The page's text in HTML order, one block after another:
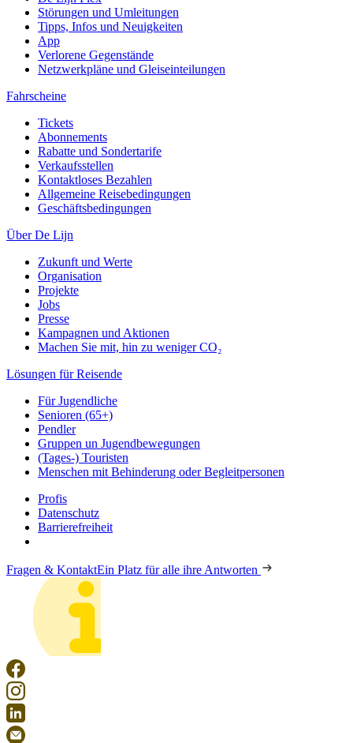
Störungen und Umleitungen
Tipps, Infos und Neuigkeiten
App
Verlorene Gegenstände
Netzwerkpläne und Gleiseinteilungen
Fahrscheine
Tickets
Abonnements
Rabatte und Sondertarife
Verkaufsstellen
Kontaktloses Bezahlen
Allgemeine Reisebedingungen
Geschäftsbedingungen
Über De Lijn
Zukunft und Werte
Organisation
Projekte
Jobs
Presse
Kampagnen und Aktionen
Machen Sie mit, hin zu weniger CO₂
Lösungen für Reisende
Für Jugendliche
Senioren (65+)
Pendler
Gruppen un Jugendbewegungen
(Tages-) Touristen
Menschen mit Behinderung oder Begleitpersonen
Profis
Datenschutz
Barrierefreiheit
Fragen & KontaktEin Platz für alle ihre Antworten